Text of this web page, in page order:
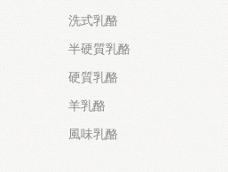
洗式乳酪
半硬質乳酪
硬質乳酪
羊乳酪
風味乳酪